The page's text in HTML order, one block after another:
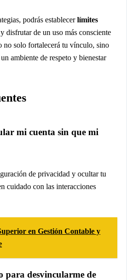
podrás establecerlímites
disfrutar de un uso más consciente
no solo fortalecerá tu vínculo, sino
ambiente de respeto y bienestar
mi cuenta sin que mi
de privacidad y ocultar tu
cuidado con las interacciones
en Gestión Contable y
para desvincularme de